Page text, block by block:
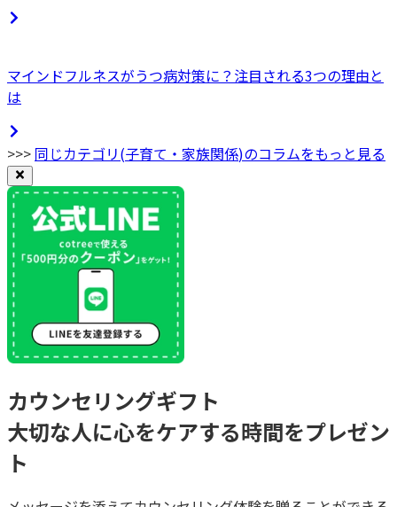
マインドフルネスがうつ病対策に？注目される3つの理由と
は
>>> 同じカテゴリ(子育て・家族関係)のコラムをもっと見る
カウンセリングギフト
大切な人に心をケアする時間をプレゼン
ト